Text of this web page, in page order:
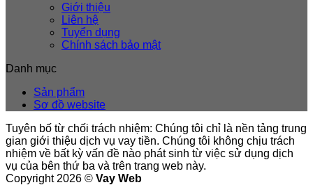
Giới thiệu
Liên hệ
Tuyển dụng
Chính sách bảo mật
Danh mục
Sản phẩm
Sơ đồ website
Tuyên bố từ chối trách nhiệm: Chúng tôi chỉ là nền tảng trung
gian giới thiệu dịch vụ vay tiền. Chúng tôi không chịu trách
nhiệm về bất kỳ vấn đề nào phát sinh từ việc sử dụng dịch
vụ của bên thứ ba và trên trang web này.
Copyright 2026 © Vay Web